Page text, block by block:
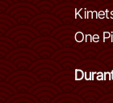
One